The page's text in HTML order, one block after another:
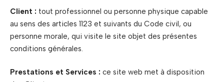
Client : tout professionnel ou personne physique capable
au sens des articles 1123 et suivants du Code civil, ou
personne morale, qui visite le site objet des présentes
conditions générales.
Prestations et Services : ce site web met à disposition